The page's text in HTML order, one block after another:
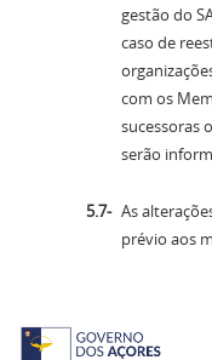
gestão do
caso de
com os
sucessoras
serão
As
prévio aos